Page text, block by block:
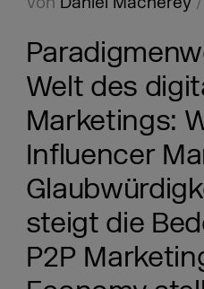
Welt des
Marketings:
Influencer
steigt die
P2P